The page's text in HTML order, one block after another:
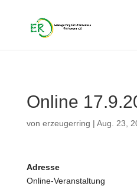
Online
von erzeugerring | Aug. 23,
Adresse
Online-Veranstaltung